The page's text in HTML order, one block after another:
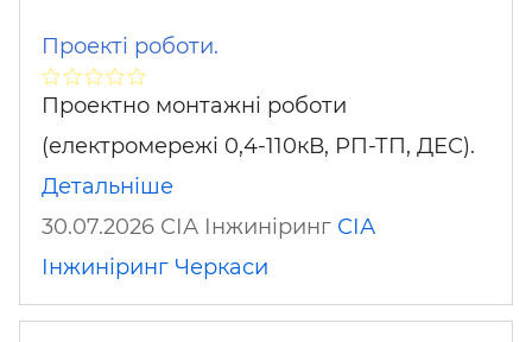
Проекті роботи.
Проектно монтажні роботи
(електромережі 0,4-110кВ, РП-ТП, ДЕС).
Детальніше
30.07.2026 СІА Інжиніринг СІА
Інжиніринг Черкаси